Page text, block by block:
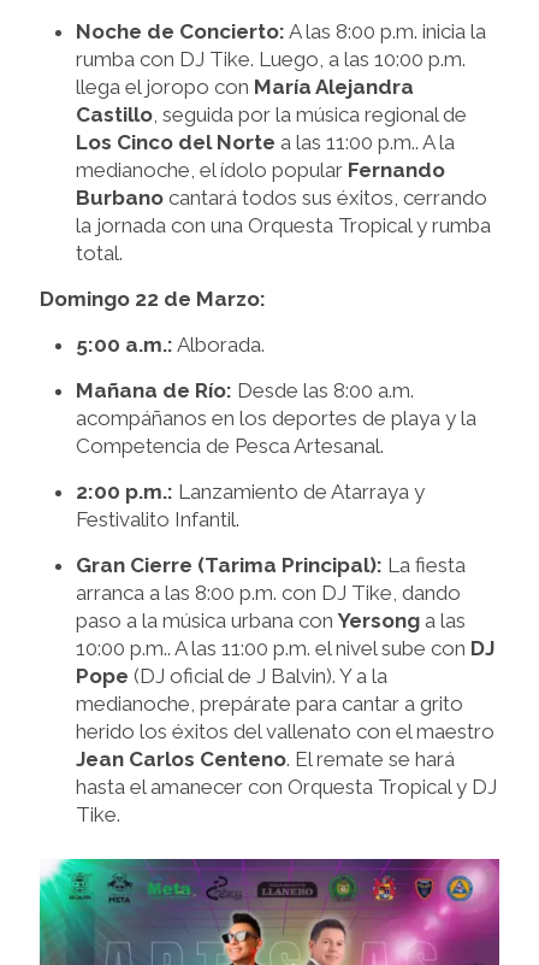
Noche de Concierto: A las 8:00 p.m. inicia la
rumba con DJ Tike. Luego, a las 10:00 p.m.
llega el joropo con María Alejandra
Castillo, seguida por la música regional de
Los Cinco del Norte a las 11:00 p.m.. A la
medianoche, el ídolo popular Fernando
Burbano cantará todos sus éxitos, cerrando
la jornada con una Orquesta Tropical y rumba
total.
Domingo 22 de Marzo:
5:00 a.m.: Alborada.
Mañana de Río: Desde las 8:00 a.m.
acompáñanos en los deportes de playa y la
Competencia de Pesca Artesanal.
2:00 p.m.: Lanzamiento de Atarraya y
Festivalito Infantil.
Gran Cierre (Tarima Principal): La fiesta
arranca a las 8:00 p.m. con DJ Tike, dando
paso a la música urbana con Yersong a las
10:00 p.m.. A las 11:00 p.m. el nivel sube con DJ
Pope (DJ oficial de J Balvin). Y a la
medianoche, prepárate para cantar a grito
herido los éxitos del vallenato con el maestro
Jean Carlos Centeno. El remate se hará
hasta el amanecer con Orquesta Tropical y DJ
Tike.